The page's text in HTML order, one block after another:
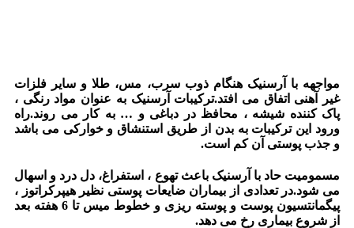
مواجهه با آرسنیک هنگام ذوب سرب، مس، طلا و سایر فلزات
غیر آهنی اتفاق می افتد.ترکیبات آرسنیک به عنوان مواد رنگی ،
پاک کننده شیشه ، محافظ در دباغی و … به کار می روند.راه
ورود این ترکیبات به بدن از طریق استنشاق و خوارکی می باشد
و جذب پوستی آن کم است.
مسمومیت حاد با آرسنیک باعث تهوع ، استفراغ، دل درد و اسهال
می شود.در تعدادی از بیماران ضایعات پوستی نظیر هیپرکراتوز ،
پیگمانتسیون پوست و پوسته ریزی و خطوط میس تا 6 هفته بعد
از شروع بیماری رخ می دهد.